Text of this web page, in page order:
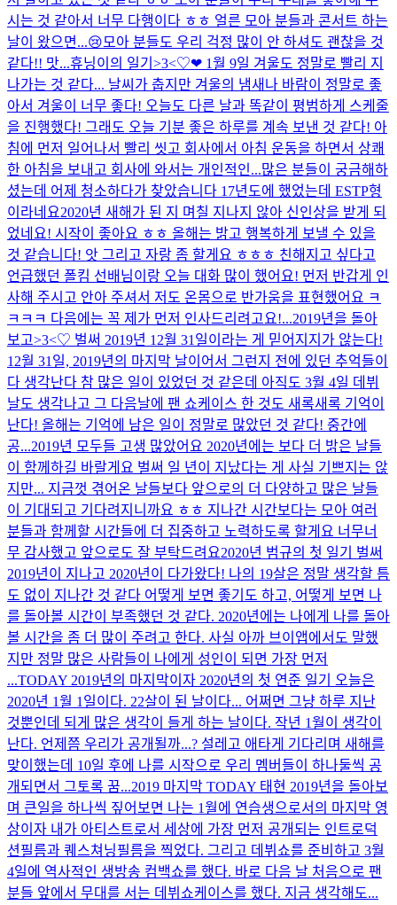
시는 것 같아서 너무 다행이다 ㅎㅎ 얼른 모아 분들과 콘서트 하는
날이 왔으면...😢모아 분들도 우리 걱정 많이 안 하셔도 괜찮을 것
같다!! 맛...휴닝이의 일기>3<♡❤ 1월 9일 겨울도 정말로 빨리 지
나가는 것 같다... 날씨가 춥지만 겨울의 냄새나 바람이 정말로 좋
아서 겨울이 너무 좋다! 오늘도 다른 날과 똑같이 평범하게 스케줄
을 진행했다! 그래도 오늘 기분 좋은 하루를 계속 보낸 것 같다! 아
침에 먼저 일어나서 빨리 씻고 회사에서 아침 운동을 하면서 상쾌
한 아침을 보내고 회사에 와서는 개인적인...많은 분들이 궁금해하
셨는데 어제 청소하다가 찾았습니다 17년도에 했었는데 ESTP형
이라네요2020년 새해가 된 지 며칠 지나지 않아 신인상을 받게 되
었네요! 시작이 좋아요 ㅎㅎ 올해는 밝고 행복하게 보낼 수 있을
것 같습니다! 앗 그리고 자랑 좀 할게요 ㅎㅎㅎ 친해지고 싶다고
언급했던 폴킴 선배님이랑 오늘 대화 많이 했어요! 먼저 반갑게 인
사해 주시고 안아 주셔서 저도 온몸으로 반가움을 표현했어요 ㅋ
ㅋㅋㅋ 다음에는 꼭 제가 먼저 인사드리려고요!...2019년을 돌아
보고>3<♡ 벌써 2019년 12월 31일이라는 게 믿어지지가 않는다!
12월 31일, 2019년의 마지막 날이어서 그런지 전에 있던 추억들이
다 생각난다 참 많은 일이 있었던 것 같은데 아직도 3월 4일 데뷔
날도 생각나고 그 다음날에 팬 쇼케이스 한 것도 새록새록 기억이
난다! 올해는 기억에 남은 일이 정말로 많았던 것 같다! 중간에
공...2019년 모두들 고생 많았어요 2020년에는 보다 더 밝은 날들
이 함께하길 바랄게요 벌써 일 년이 지났다는 게 사실 기쁘지는 않
지만... 지금껏 겪어온 날들보다 앞으로의 더 다양하고 많은 날들
이 기대되고 기다려지니까요 ㅎㅎ 지나간 시간보다는 모아 여러
분들과 함께할 시간들에 더 집중하고 노력하도록 할게요 너무너
무 감사했고 앞으로도 잘 부탁드려요2020년 범규의 첫 일기 벌써
2019년이 지나고 2020년이 다가왔다! 나의 19살은 정말 생각할 틈
도 없이 지나간 것 같다 어떻게 보면 좋기도 하고, 어떻게 보면 나
를 돌아볼 시간이 부족했던 것 같다. 2020년에는 나에게 나를 돌아
볼 시간을 좀 더 많이 주려고 한다. 사실 아까 브이앱에서도 말했
지만 정말 많은 사람들이 나에게 성인이 되면 가장 먼저
...TODAY 2019년의 마지막이자 2020년의 첫 연준 일기 오늘은
2020년 1월 1일이다. 22살이 된 날이다... 어쩌면 그냥 하루 지난
것뿐인데 되게 많은 생각이 들게 하는 날이다. 작년 1월이 생각이
난다. 언제쯤 우리가 공개될까...? 설레고 애타게 기다리며 새해를
맞이했는데 10일 후에 나를 시작으로 우리 멤버들이 하나둘씩 공
개되면서 그토록 꿈...2019 마지막 TODAY 태현 2019년을 돌아보
며 큰일을 하나씩 짚어보면 나는 1월에 연습생으로서의 마지막 영
상이자 내가 아티스트로서 세상에 가장 먼저 공개되는 인트로덕
션필름과 퀘스쳐닝필름을 찍었다. 그리고 데뷔쇼를 준비하고 3월
4일에 역사적인 생방송 컴백쇼를 했다. 바로 다음 날 처음으로 팬
분들 앞에서 무대를 서는 데뷔쇼케이스를 했다. 지금 생각해도...